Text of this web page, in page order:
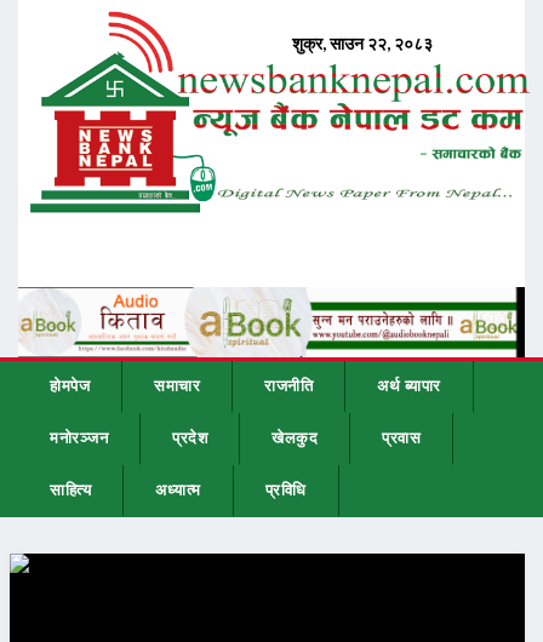
होमपेज समाचार राजनीति अर्थ ब्यापार
मनोरञ्जन प्रदेश खेलकुद प्रवास
साहित्य अध्यात्म प्रविधि